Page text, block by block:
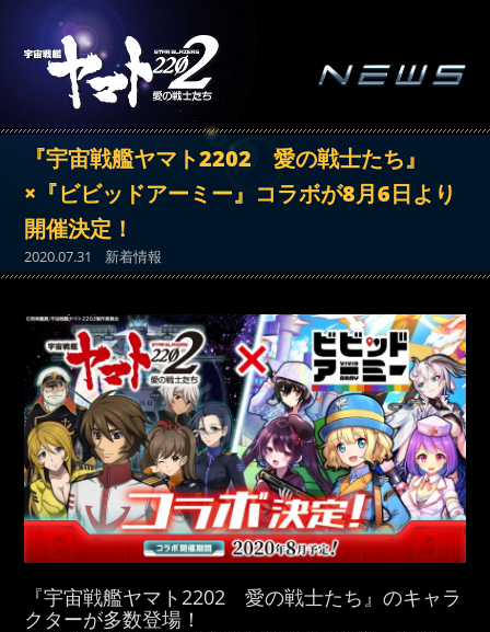
『宇宙戦艦ヤマト2202 愛の戦士たち』
×『ビビッドアーミー』コラボが8月6日より
開催決定！
2020.07.31 新着情報
『宇宙戦艦ヤマト2202 愛の戦士たち』のキャラ
クターが多数登場！